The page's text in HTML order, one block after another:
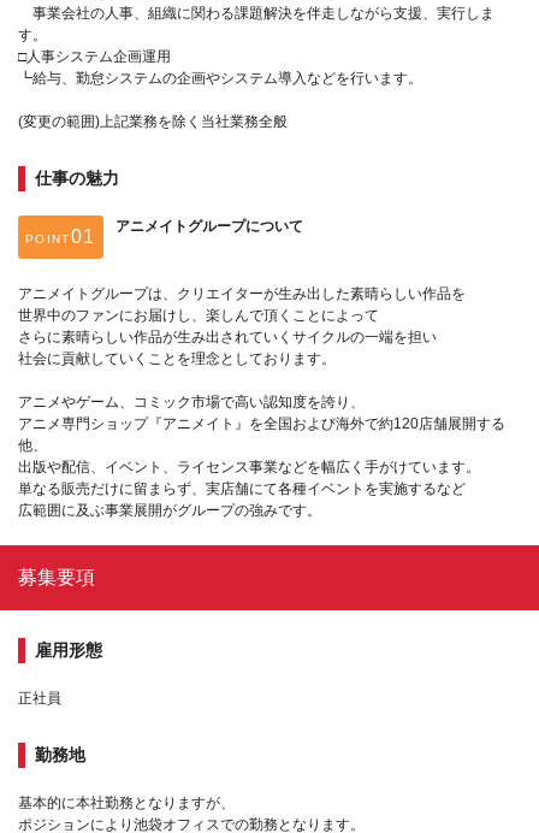
事業会社の人事、組織に関わる課題解決を伴走しながら支援、実行しま
す。
□人事システム企画運用
┗給与、勤怠システムの企画やシステム導入などを行います。
(変更の範囲)上記業務を除く当社業務全般
仕事の魅力
POINT
アニメイトグループについて
アニメイトグループは、クリエイターが生み出した素晴らしい作品を
世界中のファンにお届けし、楽しんで頂くことによって
さらに素晴らしい作品が生み出されていくサイクルの一端を担い
社会に貢献していくことを理念としております。
アニメやゲーム、コミック市場で高い認知度を誇り、
アニメ専門ショップ『アニメイト』を全国および海外で約120店舗展開する
他、
出版や配信、イベント、ライセンス事業などを幅広く手がけています。
単なる販売だけに留まらず、実店舗にて各種イベントを実施するなど
広範囲に及ぶ事業展開がグループの強みです。
募集要項
雇用形態
正社員
勤務地
基本的に本社勤務となりますが、
ポジションにより池袋オフィスでの勤務となります。